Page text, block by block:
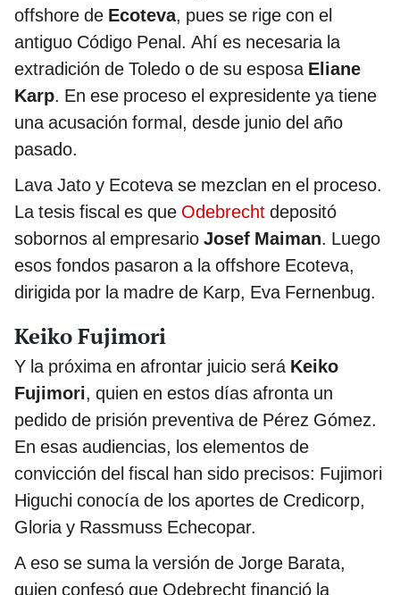
offshore de Ecoteva, pues se rige con el
antiguo Código Penal. Ahí es necesaria la
extradición de Toledo o de su esposa Eliane
Karp. En ese proceso el expresidente ya tiene
una acusación formal, desde junio del año
pasado.
Lava Jato y Ecoteva se mezclan en el proceso.
La tesis fiscal es que Odebrecht depositó
sobornos al empresario Josef Maiman. Luego
esos fondos pasaron a la offshore Ecoteva,
dirigida por la madre de Karp, Eva Fernenbug.
Keiko Fujimori
Y la próxima en afrontar juicio será Keiko
Fujimori, quien en estos días afronta un
pedido de prisión preventiva de Pérez Gómez.
En esas audiencias, los elementos de
convicción del fiscal han sido precisos: Fujimori
Higuchi conocía de los aportes de Credicorp,
Gloria y Rassmuss Echecopar.
A eso se suma la versión de Jorge Barata,
quien confesó que Odebrecht financió la